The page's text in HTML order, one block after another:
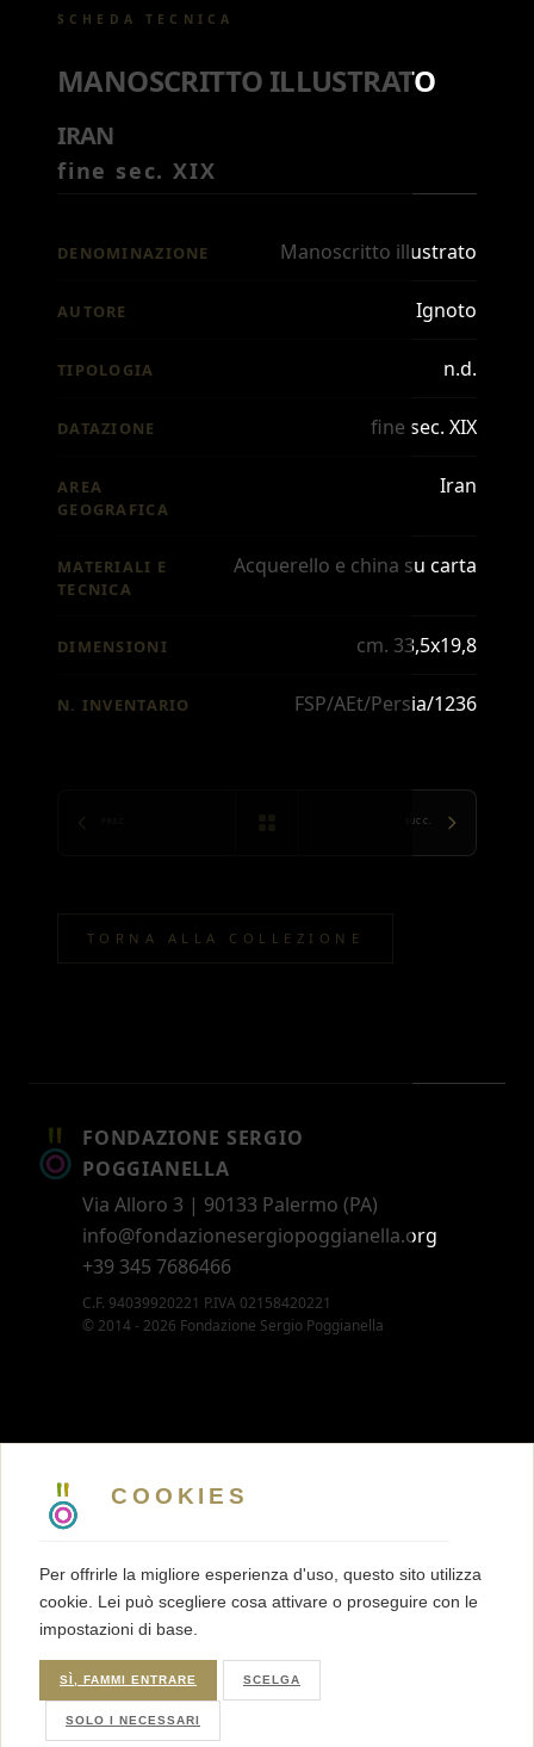
COOKIES
Per offrirle la migliore esperienza d'uso, questo sito utilizza
cookie. Lei può scegliere cosa attivare o proseguire con le
impostazioni di base.
SÌ, FAMMI ENTRARE SCELGA
SOLO I NECESSARI
SCHEDA TECNICA
MANOSCRITTO ILLUSTRATO
IRAN
fine sec. XIX
DENOMINAZIONE Manoscritto illustrato
AUTORE Ignoto
TIPOLOGIA n.d.
DATAZIONE fine sec. XIX
AREA
GEOGRAFICA
Iran
MATERIALI E
TECNICA
Acquerello e china su carta
DIMENSIONI cm. 33,5x19,8
N. INVENTARIO FSP/AEt/Persia/1236
SUCC.
TORNA ALLA COLLEZIONE
FONDAZIONE SERGIO
POGGIANELLA
Via Alloro 3 | 90133 Palermo (PA)
info@fondazionesergiopoggianella.org
+39 345 7686466
C.F. 94039920221 P.IVA 02158420221
© 2014 - 2026 Fondazione Sergio Poggianella
5 X MILLE
MEMBERSHIP
TRASPARENZA
TERMINI E CONDIZIONI
PRIVACY
COOKIES